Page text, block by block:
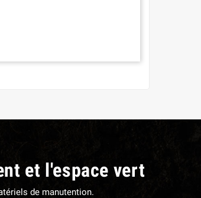
et l'espace vert
de manutention.